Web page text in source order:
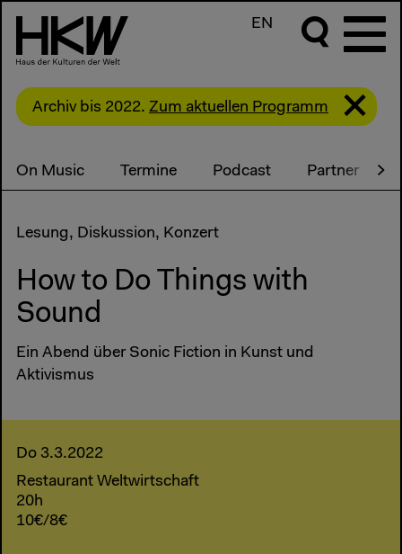
EN
Archiv bis 2022. Zum aktuellen Programm
On Music Termine Podcast Partner
Lesung, Diskussion, Konzert
How to Do Things with
Sound
Ein Abend über Sonic Fiction in Kunst und
Aktivismus
Do 3.3.2022
Restaurant Weltwirtschaft
20h
10€/8€